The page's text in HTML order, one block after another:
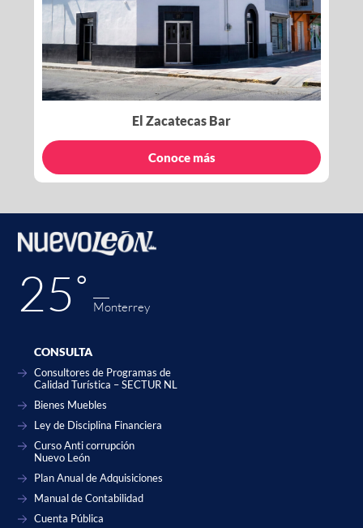
El Zacatecas Bar
Conoce más
25˚ Monterrey
CONSULTA
Consultores de Programas de
Calidad Turística – SECTUR NL
Bienes Muebles
Ley de Disciplina Financiera
Curso Anti corrupción
Nuevo León
Plan Anual de Adquisiciones
Manual de Contabilidad
Cuenta Pública